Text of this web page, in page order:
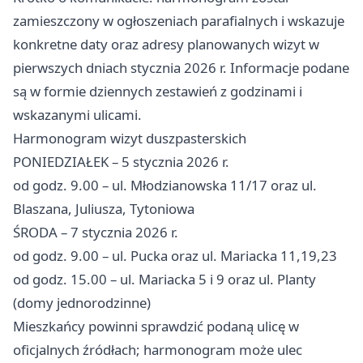
zamieszczony w ogłoszeniach parafialnych i wskazuje
konkretne daty oraz adresy planowanych wizyt w
pierwszych dniach stycznia 2026 r. Informacje podane
są w formie dziennych zestawień z godzinami i
wskazanymi ulicami.
Harmonogram wizyt duszpasterskich
PONIEDZIAŁEK – 5 stycznia 2026 r.
od godz. 9.00 – ul. Młodzianowska 11/17 oraz ul.
Blaszana, Juliusza, Tytoniowa
ŚRODA – 7 stycznia 2026 r.
od godz. 9.00 – ul. Pucka oraz ul. Mariacka 11,19,23
od godz. 15.00 – ul. Mariacka 5 i 9 oraz ul. Planty
(domy jednorodzinne)
Mieszkańcy powinni sprawdzić podaną ulicę w
oficjalnych źródłach; harmonogram może ulec